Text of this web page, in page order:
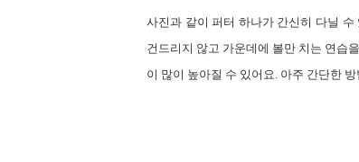
사진과 같이 퍼터 하나가 간신히 다닐
건드리지 않고 가운데에 볼만 치는 연습
이 많이 높아질 수 있어요. 아주 간단한